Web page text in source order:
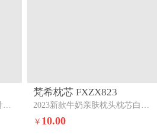
2023秋冬热款全棉大豆U型针织护颈枕枕头枕芯全棉大豆u型针织pe软管枕（不含无纺布包装）
梵希枕芯 FXZX823
2023新款牛奶亲肤枕头枕芯白色中枕
￥ 10.00